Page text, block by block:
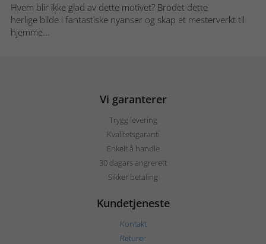
Hvem blir ikke glad av dette motivet? Brodet dette
herlige bilde i fantastiske nyanser og skap et mesterverkt til
hjemme...
Vi garanterer
Trygg levering
Kvalitetsgaranti
Enkelt å handle
30 dagars angrerett
Sikker betaling
Kundetjeneste
Kontakt
Returer